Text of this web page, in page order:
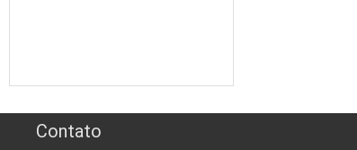
Contato